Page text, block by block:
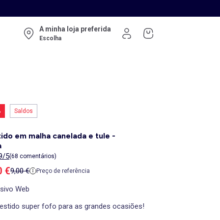
A minha loja preferida
Escolha
Saldos
em malha canelada e tule -
5(68 comentários)
de venda
€Preço de referência
9,00 € Preço de referência
Web
super fofo para as grandes ocasiões!